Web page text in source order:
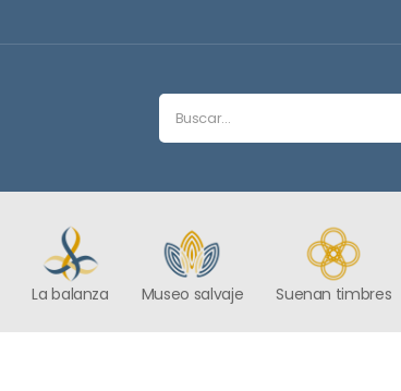
La balanza Museo salvaje Suenan timbres